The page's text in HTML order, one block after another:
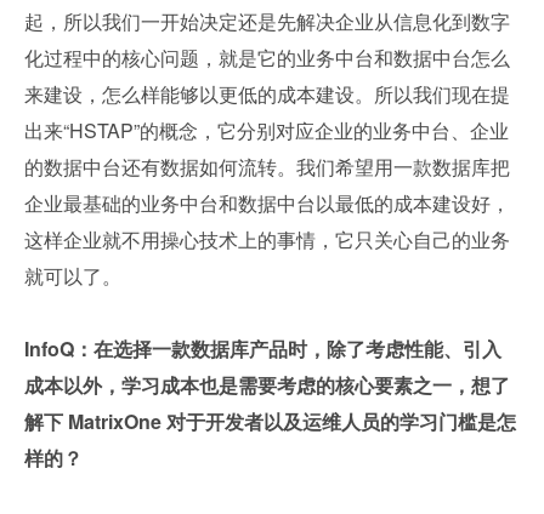
起，所以我们一开始决定还是先解决企业从信息化到数字
化过程中的核心问题，就是它的业务中台和数据中台怎么
来建设，怎么样能够以更低的成本建设。所以我们现在提
出来“HSTAP”的概念，它分别对应企业的业务中台、企业
的数据中台还有数据如何流转。我们希望用一款数据库把
企业最基础的业务中台和数据中台以最低的成本建设好，
这样企业就不用操心技术上的事情，它只关心自己的业务
就可以了。
InfoQ：在选择一款数据库产品时，除了考虑性能、引入
成本以外，学习成本也是需要考虑的核心要素之一，想了
解下 MatrixOne 对于开发者以及运维人员的学习门槛是怎
样的？